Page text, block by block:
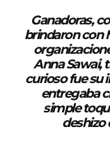
Ganadoras,
brindaron con
Anna Sawai,
curioso fue su
entregaba
simple
deshizo